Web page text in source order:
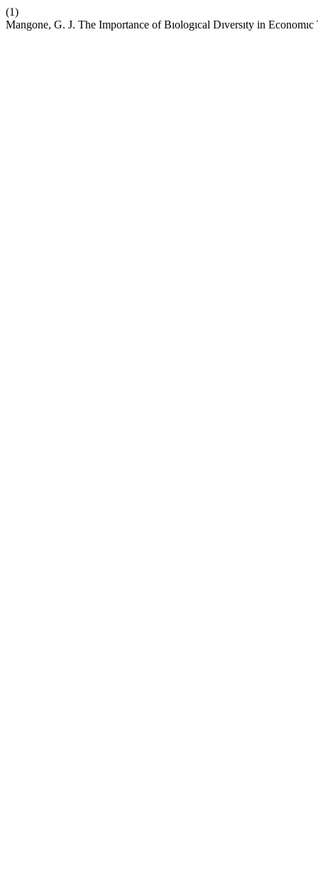
(1)
Mangone, G. J. The Importance of Bıologıcal Dıversıty in